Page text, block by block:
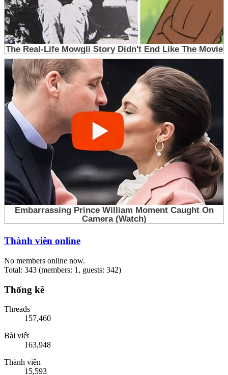
Thành viên online
No members online now.
Total: 343 (members: 1, guests: 342)
Thống kê
Threads
157,460
Bài viết
163,948
Thành viên
15,593